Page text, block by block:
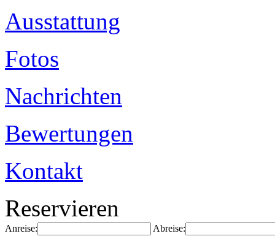
Ausstattung
Fotos
Nachrichten
Bewertungen
Kontakt
Reservieren
Anreise: Abreise: